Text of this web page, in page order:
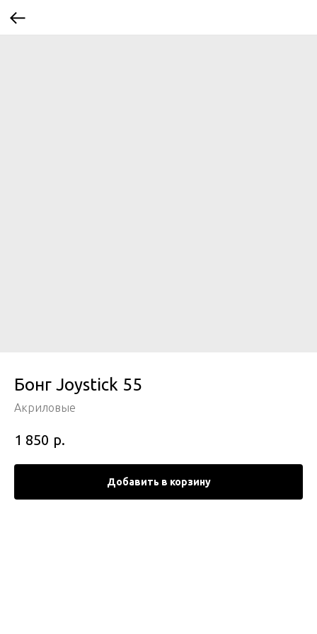
Бонг Joystick 55
Акриловые
1 850 р.
Добавить в корзину